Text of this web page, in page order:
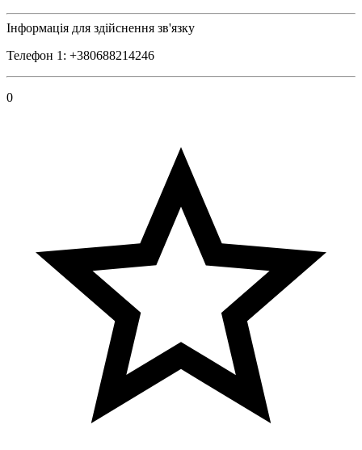
Інформація для здійснення зв'язку
Телефон 1: +380688214246
0